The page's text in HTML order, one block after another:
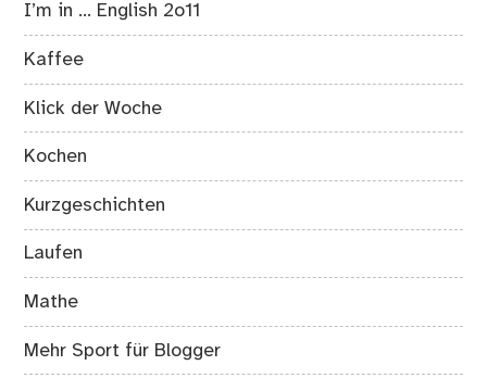
I’m in … English 2o11
Kaffee
Klick der Woche
Kochen
Kurzgeschichten
Laufen
Mathe
Mehr Sport für Blogger